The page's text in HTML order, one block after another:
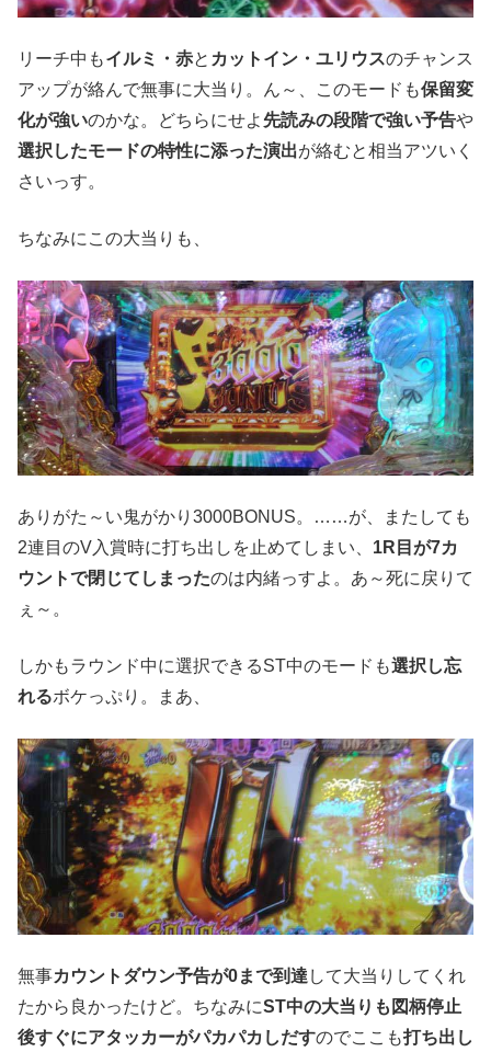
リーチ中もイルミ・赤と カットイン・ユリウスのチャンス
アップが絡んで無事に大当り。ん～、このモードも保留変
化が強いのかな。どちらにせよ 先読みの段階で強い予告や
選択したモードの特性に添った演出が絡むと相当アツいく
さいっす。
ちなみにこの大当りも、
ありがた～い鬼がかり3000BONUS。……が、またしても
2連目のV入賞時に打ち出しを止めてしまい、 1R目が7カ
ウントで閉じてしまったのは内緒っすよ。あ～死に戻りて
ぇ～。
しかもラウンド中に選択できるST中のモードも選択し忘
れるボケっぷり。まあ、
無事カウントダウン予告が0まで到達 して大当りしてくれ
たから良かったけど。ちなみにST中の大当りも図柄停止
後すぐにアタッカーがパカパカしだすのでここも打ち出し